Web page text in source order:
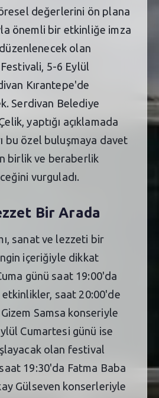
değerlerini ön plana
önemli bir etkinliğe imza
olan
5-6 Eylül
Kırantepe'de
Serdivan Belediye
yaptığı açıklamada
bu özel buluşmaya davet
birlik ve beraberlik
vurguladı.
Bir Arada
sanat ve lezzeti bir
içeriğiyle dikkat
günü saat 19:00'da
saat 20:00'de
Samsa konseriyle
Cumartesi günü ise
olan festival
19:30'da Fatma Baba
Gülseven konserleriyle